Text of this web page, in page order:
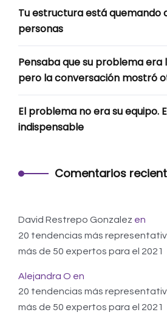
Tu estructura está quemando
personas
Pensaba que su problema era
pero la conversación mostró
El problema no era su equipo.
indispensable
Comentarios
David Restrepo Gonzalez en
20 tendencias más
más de 50 expertos para el 2021
Alejandra O en
20 tendencias más
más de 50 expertos para el 2021